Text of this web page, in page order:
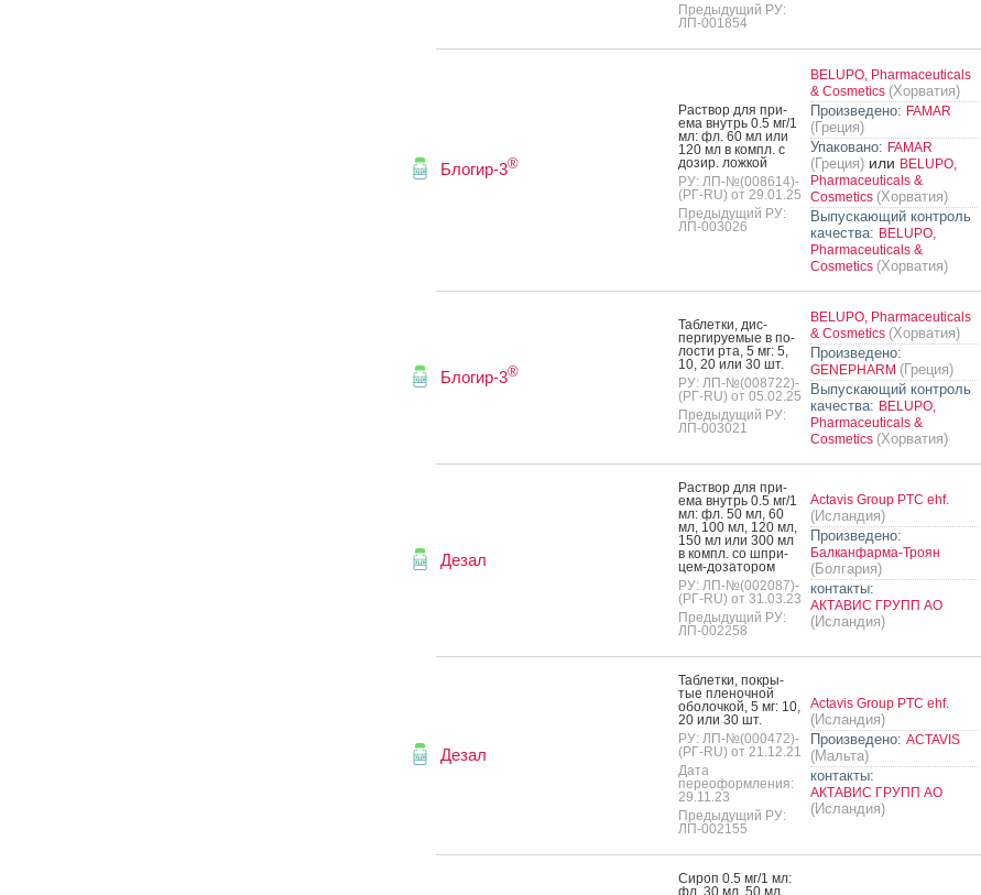
Предыдущий РУ:
ЛП-001854
Блогир-3®
Рас­твор для при­
ема внутрь 0.5 мг/1
мл: фл. 60 мл или
120 мл в компл. с
до­зир. лож­кой
РУ: ЛП-№(008614)-
(РГ-RU) от 29.01.25
Предыдущий РУ:
ЛП-003026
BELUPO, Pharmaceuticals
& Cosmetics (Хорватия)
Произведено: FAMAR
(Греция)
Упаковано: FAMAR
(Греция)или BELUPO,
Pharmaceuticals &
Cosmetics (Хорватия)
Выпускающий контроль
качества: BELUPO,
Pharmaceuticals &
Cosmetics (Хорватия)
Блогир-3®
Таб­летки, дис­
перги­ру­емые в по­
лос­ти рта, 5 мг: 5,
10, 20 или 30 шт.
РУ: ЛП-№(008722)-
(РГ-RU) от 05.02.25
Предыдущий РУ:
ЛП-003021
BELUPO, Pharmaceuticals
& Cosmetics (Хорватия)
Произведено:
GENEPHARM (Греция)
Выпускающий контроль
качества: BELUPO,
Pharmaceuticals &
Cosmetics (Хорватия)
Дезал
Рас­твор для при­
ема внутрь 0.5 мг/1
мл: фл. 50 мл, 60
мл, 100 мл, 120 мл,
150 мл или 300 мл
в компл. со шпри­
цем-до­зато­ром
РУ: ЛП-№(002087)-
(РГ-RU) от 31.03.23
Предыдущий РУ:
ЛП-002258
Actavis Group PTC ehf.
(Исландия)
Произведено:
Балканфарма-Троян
(Болгария)
контакты:
АКТАВИС ГРУПП АО
(Исландия)
Дезал
Таб­летки, пок­ры­
тые пле­ноч­ной
обо­лоч­кой, 5 мг: 10,
20 или 30 шт.
РУ: ЛП-№(000472)-
(РГ-RU) от 21.12.21
Дата
переоформления:
29.11.23
Предыдущий РУ:
ЛП-002155
Actavis Group PTC ehf.
(Исландия)
Произведено: ACTAVIS
(Мальта)
контакты:
АКТАВИС ГРУПП АО
(Исландия)
Си­роп 0.5 мг/1 мл:
фл. 30 мл, 50 мл,